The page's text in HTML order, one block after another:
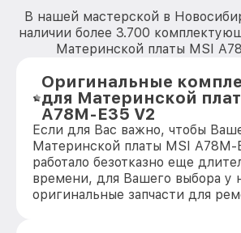
В нашей мастерской в
наличии более 3.700
Материнской платы MSI
Оригинальные
для Материнской
A78M-E35 V2
Если для Вас важно, чтобы
Материнской платы MSI A78M-
работало безотказно еще
времени, для Вашего выбора у
оригинальные запчасти для